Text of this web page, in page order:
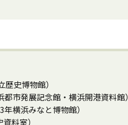
史博物館）
市発展記念館・横浜開港資料館）
横浜みなと博物館）
料室）